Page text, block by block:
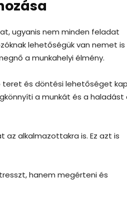
ugyanis nem minden feladat
lehetőségük van nemet is
a munkahelyi élmény.
teret és döntési lehetőséget
a munkát és a haladást
alkalmazottakra is. Ez azt is
hanem megérteni és